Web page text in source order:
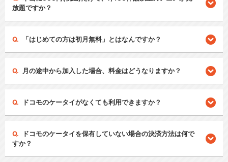
放題ですか？
「はじめての方は初月無料」とはなんですか？
月の途中から加入した場合、料金はどうなりますか？
ドコモのケータイがなくても利用できますか？
ドコモのケータイを保有していない場合の決済方法は何で
すか？